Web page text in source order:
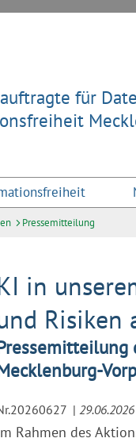
für
Pressemitteilung
in
Risiken
| 29.06.2026
Rahmen des